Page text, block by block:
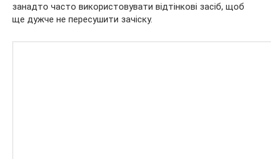
занадто часто використовувати відтінкові засіб, щоб
ще дужче не пересушити зачіску.